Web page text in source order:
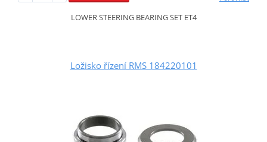
LOWER STEERING BEARING SET ET4
Ložisko řízení RMS 184220101